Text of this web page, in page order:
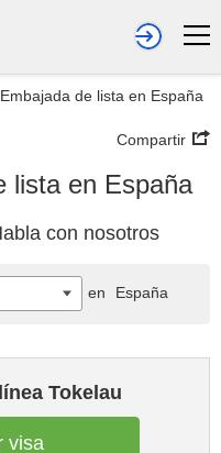
de lista en España
Compartir
lista en España
con nosotros
Tokelau
visa
en España